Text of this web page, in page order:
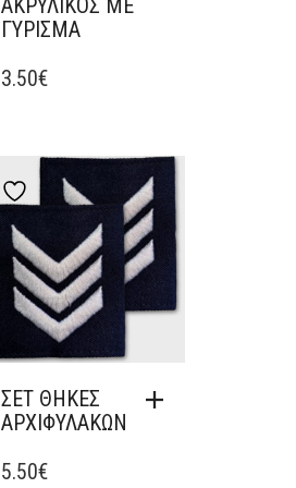
ΑΚΡΥΛΙΚΟΣ ΜΕ
ΓΥΡΙΣΜΑ
3.50€
Add to wishlist
ΣΕΤ ΘΗΚΕΣ
ΑΡΧΙΦΥΛΑΚΩΝ
5.50€